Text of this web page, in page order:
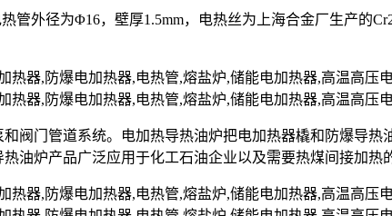
管外径为Φ16，壁厚1.5mm，电热丝为上海合金厂生产的
阀门管道系统。电加热导热油炉把电加热器橇和防爆导
油炉产品广泛应用于化工石油企业以及需要热煤间接加热